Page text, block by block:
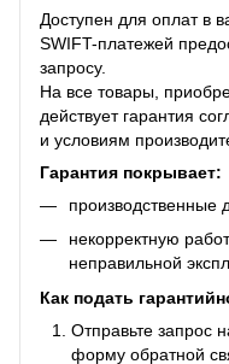
Доступен для оплат в
SWIFT-платежей
запросу.
На все товары,
действует гарантия
и условиям
Гарантия покрывает:
производственные
некорректную
неправильной
Как подать
Отправьте запрос
форму обратной